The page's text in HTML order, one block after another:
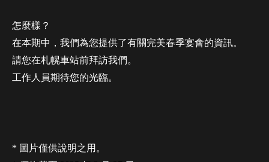
怎麼樣？
在本期中，我們為您提供了有關完美春季宴會的資訊。
請您在札幌車站前拜訪我們。
工作人員期待您的光臨。
* 圖片僅供說明之用。